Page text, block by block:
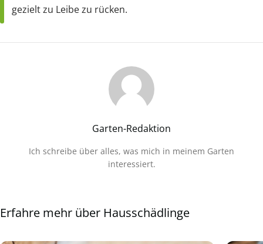
gezielt zu Leibe zu rücken.
Garten-Redaktion
Ich schreibe über alles, was mich in meinem Garten
interessiert.
Erfahre mehr über Hausschädlinge